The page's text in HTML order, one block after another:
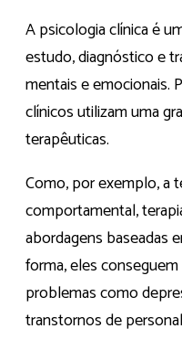
A psicologia clínica é
estudo, diagnóstico e
mentais e emocionais.
clínicos utilizam uma
terapêuticas.
Como, por exemplo, a
comportamental,
abordagens baseadas
forma, eles
problemas como
transtornos de